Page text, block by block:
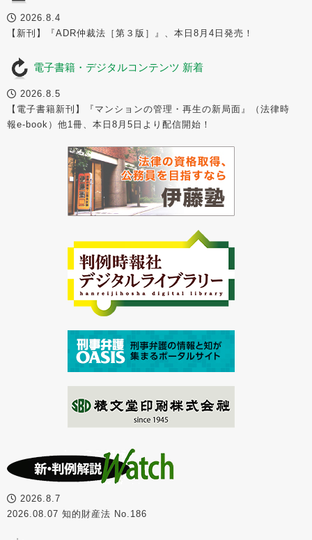
2026.8.4
【新刊】『ADR仲裁法［第３版］』、本日8月4日発売！
電子書籍・デジタルコンテンツ 新着
2026.8.5
【電子書籍新刊】『マンションの管理・再生の新局面』（法律時
報e-book）他1冊、本日8月5日より配信開始！
2026.8.7
2026.08.07 知的財産法 No.186